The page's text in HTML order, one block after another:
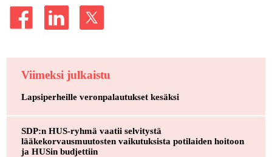
Viimeksi julkaistu
Lapsiperheille veronpalautukset kesäksi
SDP:n HUS-ryhmä vaatii selvitystä
lääkekorvausmuutosten vaikutuksista potilaiden hoitoon
ja HUSin budjettiin